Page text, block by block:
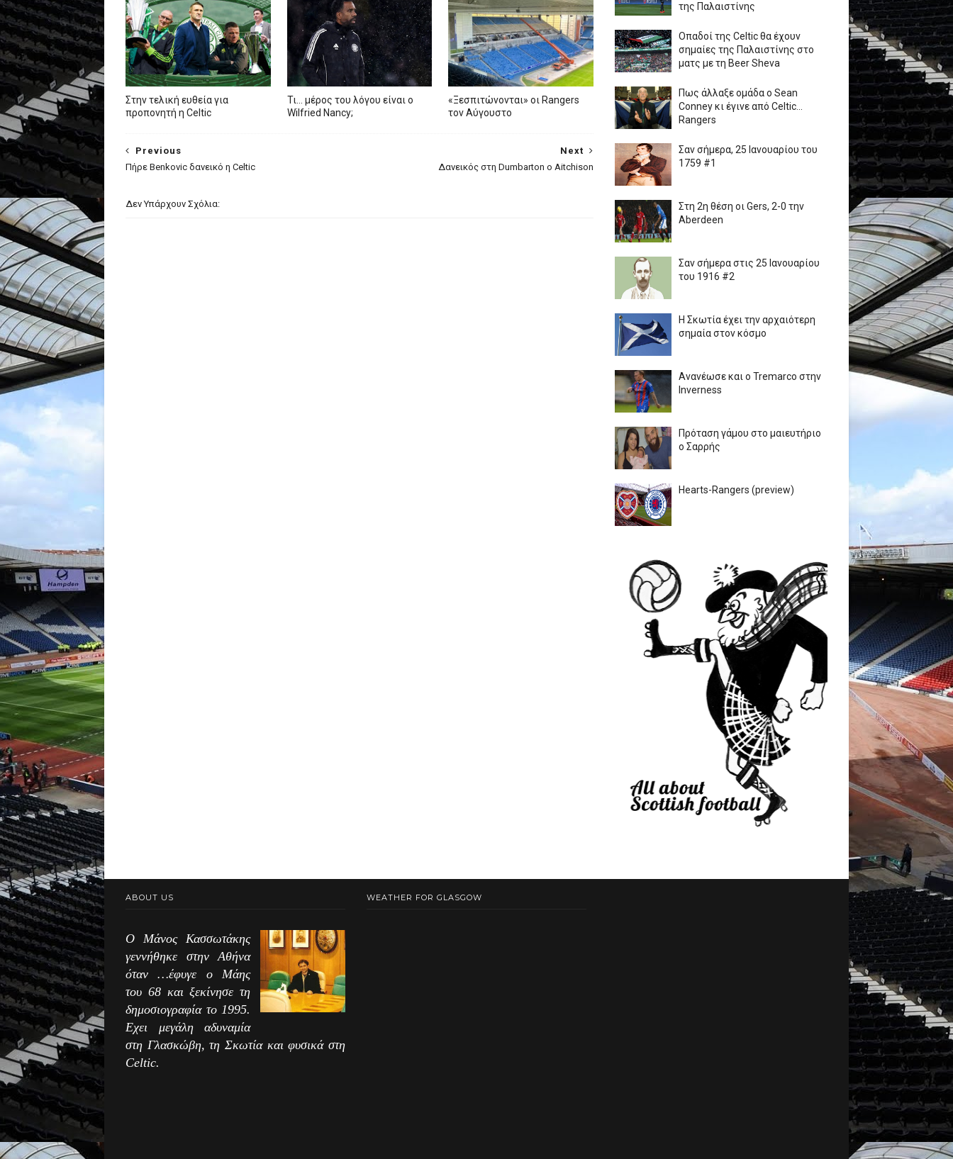
Στην τελική ευθεία για
προπονητή η Celtic
Τι… μέρος του λόγου είναι ο
Wilfried Nancy;
«Ξεσπιτώνονται» οι Rangers
τον Αύγουστο
Next
Δανεικός στη Dumbarton ο Aitchison
Previous
Πήρε Benkovic δανεικό η Celtic
Δεν Υπάρχουν Σχόλια:
της Παλαιστίνης
Οπαδοί της Celtic θα έχουν
σημαίες της Παλαιστίνης στο
ματς με τη Beer Sheva
Πως άλλαξε ομάδα ο Sean
Conney κι έγινε από Celtic...
Rangers
Σαν σήμερα, 25 Ιανουαρίου του
1759 #1
Στη 2η θέση οι Gers, 2-0 την
Aberdeen
Σαν σήμερα στις 25 Ιανουαρίου
του 1916 #2
Η Σκωτία έχει την αρχαιότερη
σημαία στον κόσμο
Ανανέωσε και ο Tremarco στην
Inverness
Πρόταση γάμου στο μαιευτήριο
ο Σαρρής
Hearts-Rangers (preview)
ABOUT US
Ο Μάνος Κασσωτάκης
γεννήθηκε στην Αθήνα
όταν …έφυγε ο Μάης
του 68 και ξεκίνησε τη
δημοσιογραφία το 1995.
Εχει μεγάλη αδυναμία
στη Γλασκώβη, τη Σκωτία και φυσικά στη
Celtic.
WEATHER FOR GLASGOW